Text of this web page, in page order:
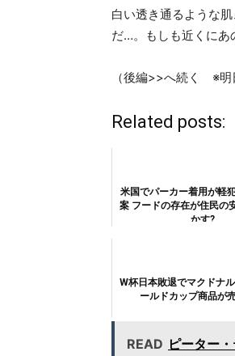
白い透き通るような
だ…。もしも近くにあ
（後編>>へ続く ※明
Related posts:
米国でパーカー着用が軽
案 フードの存在が住民の
かす?
W杯日本敗退でマクドナ
ールドカップ商品が
READ ピーター